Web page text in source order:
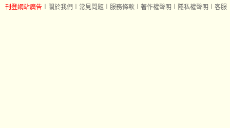
刊登網站廣告 關於我們 常見問題 服務條款 著作權聲明 隱私權聲明 客服